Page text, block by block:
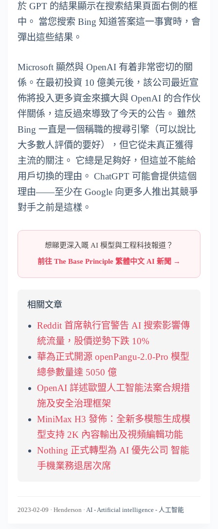
於 GPT 的結果顯示在搜索結果頁面右側的框
中。 當您搜索 Bing 知道答案這一事實時，會
彈出這些結果。
Microsoft 顯然與 OpenAI 有着非常密切的關
係。在最初投資 10 億美元後，該公司最近宣
佈將投入更多資金來擴大與 OpenAI 的合作伙
伴關係，這反過來導致了今天的公告。 雖然
Bing 一直是一個稱職的搜尋引擎（可以說比
大多數人評價的要好），但它從未真正獲得
主流的關注。 它總是足夠好，但這並不能給
用戶切換的理由。 ChatGPT 可能會提供這個
理由——至少在 Google 向更多人推出其競爭
對手之前是這樣。
想睇更深入嘅 AI 模型與工程科技報道？
前往 The Base Principle 繁體中文 AI 新聞 →
相關文章
Reddit 首席執行官警告 AI 搜索影響傳
統流量，股價逆勢下跌 10%
華為正式開源 openPangu-2.0-Pro 模型
總參數量達 5050 億
OpenAI 詳述歐盟人工智能法案合規措
施及安全治理框架
MiniMax H3 發佈：全新多模態生成模
型支持 2K 內容輸出及視頻編輯功能
Nothing 正式轉型為 AI 優先公司 智能
手機業務退居次席
2023-02-09 · Henderson · AI - Artificial intelligence - 人工智能